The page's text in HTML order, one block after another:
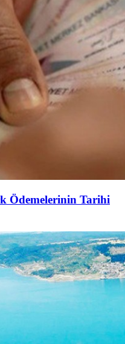
Ödemelerinin Tarihi